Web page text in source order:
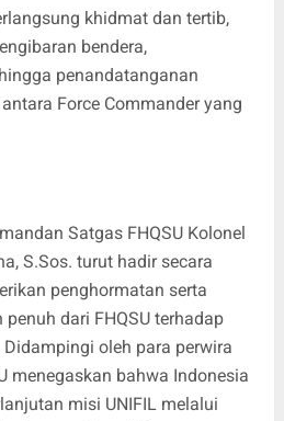
khidmat dan tertib,
bendera,
penandatanganan
Force Commander yang
Satgas FHQSU Kolonel
S.Sos. turut hadir secara
penghormatan serta
dari FHQSU terhadap
oleh para perwira
menegaskan bahwa Indonesia
misi UNIFIL melalui